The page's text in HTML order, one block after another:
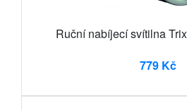
Ruční nabíjecí svítilna
779 Kč